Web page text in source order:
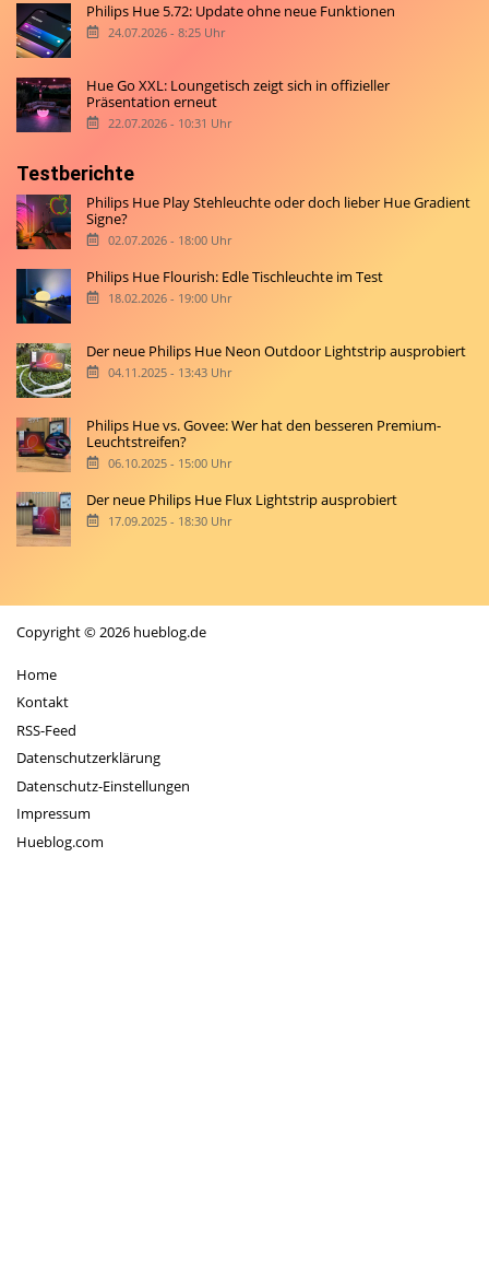
Philips Hue 5.72: Update ohne neue Funktionen
24.07.2026 - 8:25 Uhr
Hue Go XXL: Loungetisch zeigt sich in offizieller
Präsentation erneut
22.07.2026 - 10:31 Uhr
Testberichte
Philips Hue Play Stehleuchte oder doch lieber Hue Gradient
Signe?
02.07.2026 - 18:00 Uhr
Philips Hue Flourish: Edle Tischleuchte im Test
18.02.2026 - 19:00 Uhr
Der neue Philips Hue Neon Outdoor Lightstrip ausprobiert
04.11.2025 - 13:43 Uhr
Philips Hue vs. Govee: Wer hat den besseren Premium-
Leuchtstreifen?
06.10.2025 - 15:00 Uhr
Der neue Philips Hue Flux Lightstrip ausprobiert
17.09.2025 - 18:30 Uhr
Copyright © 2026 hueblog.de
Home
Kontakt
RSS-Feed
Datenschutzerklärung
Datenschutz-Einstellungen
Impressum
Hueblog.com